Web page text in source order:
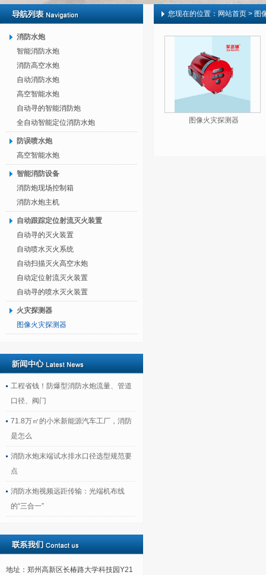
消防水炮
智能消防水炮
消防高空水炮
自动消防水炮
高空智能水炮
自动寻的智能消防炮
全自动智能定位消防水炮
防误喷水炮
高空智能水炮
智能消防设备
消防炮现场控制箱
消防水炮主机
自动跟踪定位射流灭火装置
自动寻的灭火装置
自动喷水灭火系统
自动扫描灭火高空水炮
自动定位射流灭火装置
自动寻的喷水灭火装置
火灾探测器
图像火灾探测器
工程省钱！防爆型消防水炮流量、管道
口径、阀门
71.8万㎡的小米新能源汽车工厂，消防
是怎么
消防水炮末端试水排水口径选型规范要
点
消防水炮视频远距传输：光端机布线
的“三合一”
地址：郑州高新区长椿路大学科技园Y21
您现在的位置： 网站首页 > 图
图像火灾探测器